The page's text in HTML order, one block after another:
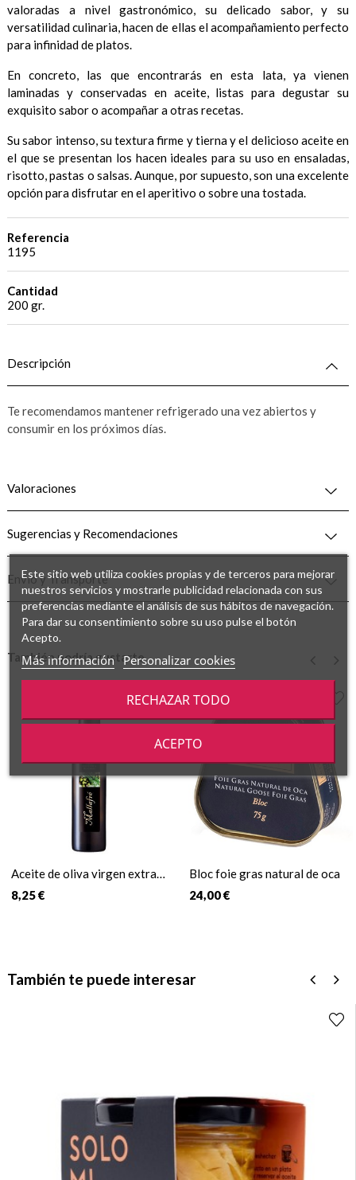
valoradas a nivel gastronómico, su delicado sabor, y su
versatilidad culinaria, hacen de ellas el acompañamiento perfecto
para infinidad de platos.
En concreto, las que encontrarás en esta lata, ya vienen
laminadas y conservadas en aceite, listas para degustar su
exquisito sabor o acompañar a otras recetas.
Su sabor intenso, su textura firme y tierna y el delicioso aceite en
el que se presentan los hacen ideales para su uso en ensaladas,
risotto, pastas o salsas. Aunque, por supuesto, son una excelente
opción para disfrutar en el aperitivo o sobre una tostada.
Referencia
1195
Cantidad
200 gr.
Descripción
Te recomendamos mantener refrigerado una vez abiertos y
consumir en los próximos días.
Valoraciones
Sugerencias y Recomendaciones
Envío y Transporte
También podría gustarte
Aceite de oliva virgen extra
con romero
8,25 €
Bloc foie gras natural de oca
24,00 €
También te puede interesar
›
Este sitio web utiliza cookies propias y de terceros para mejorar
nuestros servicios y mostrarle publicidad relacionada con sus
preferencias mediante el análisis de sus hábitos de navegación.
Para dar su consentimiento sobre su uso pulse el botón
Acepto.
Más información Personalizar cookies
RECHAZAR TODO
ACEPTO